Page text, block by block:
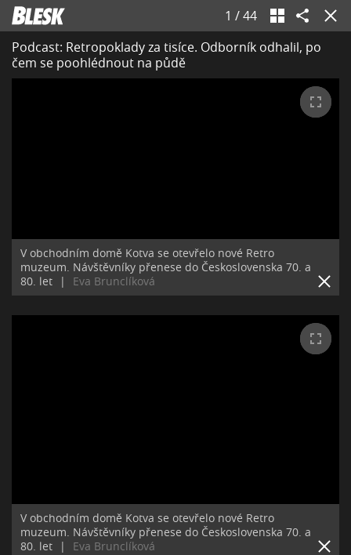
1 /44
Podcast: Retropoklady za tisíce. Odborník odhalil, po
čem se poohlédnout na půdě
V obchodním domě Kotva se otevřelo nové Retro
muzeum. Návštěvníky přenese do Československa 70. a
80. let
| Eva Brunclíková
V obchodním domě Kotva se otevřelo nové Retro
muzeum. Návštěvníky přenese do Československa 70. a
80. let
| Eva Brunclíková